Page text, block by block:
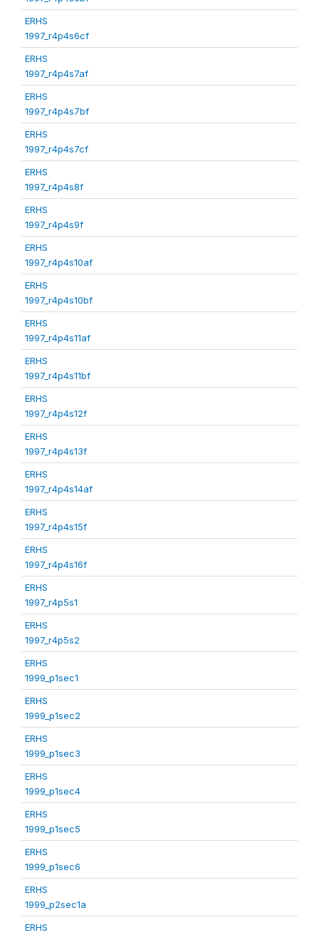
ERHS
1997_r4p4s6cf
ERHS
1997_r4p4s7af
ERHS
1997_r4p4s7bf
ERHS
1997_r4p4s7cf
ERHS
1997_r4p4s8f
ERHS
1997_r4p4s9f
ERHS
1997_r4p4s10af
ERHS
1997_r4p4s10bf
ERHS
1997_r4p4s11af
ERHS
1997_r4p4s11bf
ERHS
1997_r4p4s12f
ERHS
1997_r4p4s13f
ERHS
1997_r4p4s14af
ERHS
1997_r4p4s15f
ERHS
1997_r4p4s16f
ERHS
1997_r4p5s1
ERHS
1997_r4p5s2
ERHS
1999_p1sec1
ERHS
1999_p1sec2
ERHS
1999_p1sec3
ERHS
1999_p1sec4
ERHS
1999_p1sec5
ERHS
1999_p1sec6
ERHS
1999_p2sec1a
ERHS